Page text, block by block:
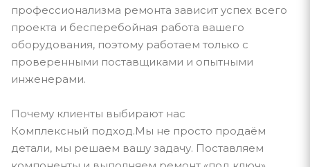
профессионализма ремонта зависит успех всего
проекта и бесперебойная работа вашего
оборудования, поэтому работаем только с
проверенными поставщиками и опытными
инженерами.
Почему клиенты выбирают нас
Комплексный подход.Мы не просто продаём
детали, мы решаем вашу задачу. Поставляем